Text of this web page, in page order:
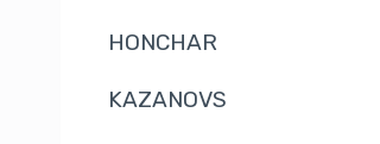
HONCHAR
KAZANOVS